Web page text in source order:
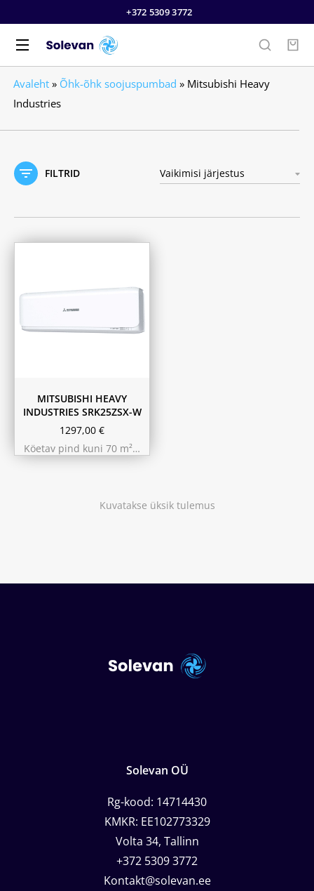
+372 5309 3772
Avaleht » Õhk-õhk soojuspumbad » Mitsubishi Heavy
Industries
FILTRID
MITSUBISHI HEAVY
INDUSTRIES SRK25ZSX-W
1297,00 €
Köetav pind kuni 70 m²…
Kuvatakse üksik tulemus
Solevan OÜ
Rg-kood: 14714430
KMKR: EE102773329
Volta 34, Tallinn
+372 5309 3772
Kontakt@solevan.ee